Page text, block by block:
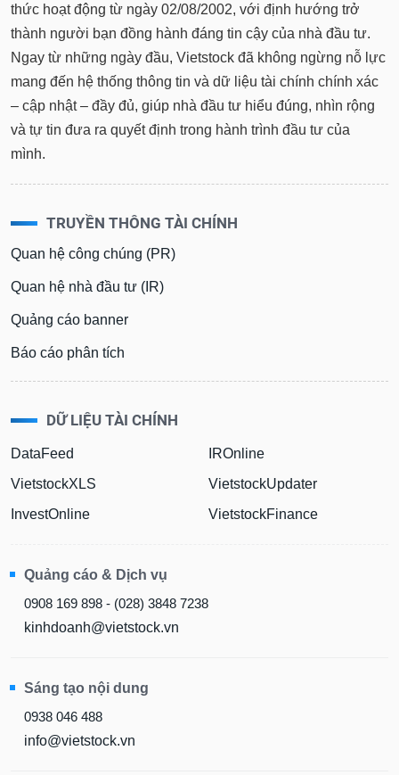
thức hoạt động từ ngày 02/08/2002, với định hướng trở
thành người bạn đồng hành đáng tin cậy của nhà đầu tư.
Ngay từ những ngày đầu, Vietstock đã không ngừng nỗ lực
mang đến hệ thống thông tin và dữ liệu tài chính chính xác
– cập nhật – đầy đủ, giúp nhà đầu tư hiểu đúng, nhìn rộng
và tự tin đưa ra quyết định trong hành trình đầu tư của
mình.
TRUYỀN THÔNG TÀI CHÍNH
Quan hệ công chúng (PR)
Quan hệ nhà đầu tư (IR)
Quảng cáo banner
Báo cáo phân tích
DỮ LIỆU TÀI CHÍNH
DataFeed
VietstockXLS
InvestOnline
IROnline
VietstockUpdater
VietstockFinance
Quảng cáo & Dịch vụ
0908 169 898 - (028) 3848 7238
kinhdoanh@vietstock.vn
Sáng tạo nội dung
0938 046 488
info@vietstock.vn